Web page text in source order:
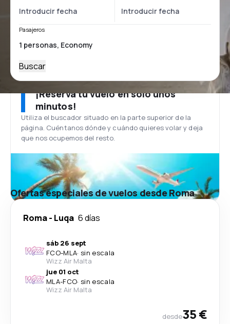
Pasajeros
Buscar
¡Reserva tu vuelo en solo unos
minutos!
Utiliza el buscador situado en la parte superior de la
página. Cuéntanos dónde y cuándo quieres volar y deja
que nos ocupemos del resto.
Ofertas especiales de vuelos desde Roma
Roma- Luqa 6 días
sáb 26 sept
FCO-MLA· sin escala
Wizz Air Malta
jue 01 oct
MLA-FCO· sin escala
Wizz Air Malta
desde35 €